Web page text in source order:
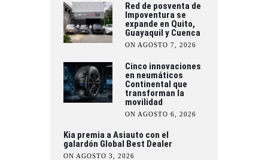
Red de posventa de
Impoventura se
expande en Quito,
Guayaquil y Cuenca
ON AGOSTO 7, 2026
Cinco innovaciones
en neumáticos
Continental que
transforman la
movilidad
ON AGOSTO 6, 2026
Kia premia a Asiauto con el
galardón Global Best Dealer
ON AGOSTO 3, 2026